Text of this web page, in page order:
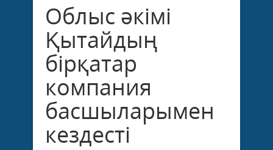
Облыс әкімі
Қытайдың
бірқатар
компания
басшыларымен
кездесті